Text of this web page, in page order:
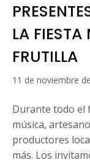
LA
FRUTILLA
11 de noviembre
Durante todo el
música,
productores
más. Los